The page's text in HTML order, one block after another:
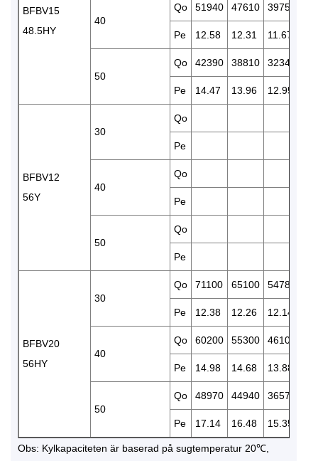
BFBV15
48.5HY
40
Qo 51940 47610 39750
Pe 12.58 12.31 11.67
50
Qo 42390 38810 32340
Pe 14.47 13.96 12.95
BFBV12
56Y
30
Qo
Pe
40
Qo
Pe
50
Qo
Pe
BFBV20
56HY
30
Qo 71100 65100 54780
Pe 12.38 12.26 12.14
40
Qo 60200 55300 46100
Pe 14.98 14.68 13.88
50
Qo 48970 44940 36570
Pe 17.14 16.48 15.35
Obs: Kylkapaciteten är baserad på sugtemperatur 20℃,